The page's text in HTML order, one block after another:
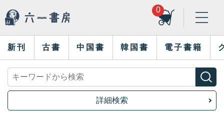
0
新刊 古書 中国書 韓国書 電子書籍
詳細検索